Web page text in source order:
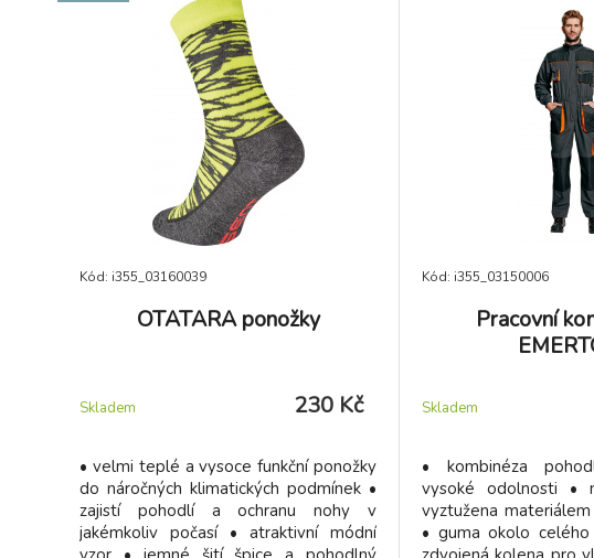
Kód: i355_03160039
OTATARA ponožky
Skladem 230 Kč
• velmi teplé a vysoce funkční ponožky
do náročných klimatických podmínek •
zajistí pohodlí a ochranu nohy v
jakémkoliv počasí • atraktivní módní
Kód: i355_03150006
Pracovní
Skladem
• kombinéza
vysoké odolnosti •
vyztužena
• guma okolo